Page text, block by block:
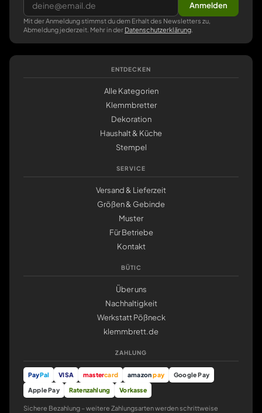
Anmelden
Mit der Anmeldung stimmst du dem Erhalt des Newsletters zu,
Abmeldung jederzeit. Mehr in der Datenschutzerklärung
ENTDECKEN
Alle Kategorien
Klemmbretter
Dekoration
Haushalt & Küche
Stempel
SERVICE
Versand & Lieferzeit
Größen & Gebinde
Muster
Für Betriebe
Kontakt
BÜTIC
Über uns
Nachhaltigkeit
Werkstatt Pößneck
klemmbrett.de
ZAHLUNG
PayPal VISA mastercard amazonpay
Google Pay
Apple Pay
Ratenzahlung Vorkasse
Sichere Bezahlung – weitere Zahlungsarten werden schrittweise